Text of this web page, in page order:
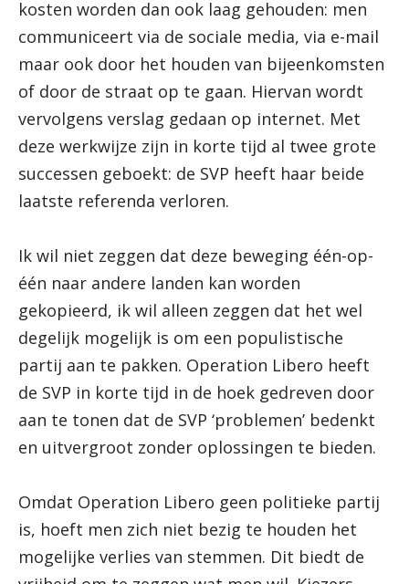
kosten worden dan ook laag gehouden: men
communiceert via de sociale media, via e-mail
maar ook door het houden van bijeenkomsten
of door de straat op te gaan. Hiervan wordt
vervolgens verslag gedaan op internet. Met
deze werkwijze zijn in korte tijd al twee grote
successen geboekt: de SVP heeft haar beide
laatste referenda verloren.
Ik wil niet zeggen dat deze beweging één-op-
één naar andere landen kan worden
gekopieerd, ik wil alleen zeggen dat het wel
degelijk mogelijk is om een populistische
partij aan te pakken. Operation Libero heeft
de SVP in korte tijd in de hoek gedreven door
aan te tonen dat de SVP ‘problemen’ bedenkt
en uitvergroot zonder oplossingen te bieden.
Omdat Operation Libero geen politieke partij
is, hoeft men zich niet bezig te houden het
mogelijke verlies van stemmen. Dit biedt de